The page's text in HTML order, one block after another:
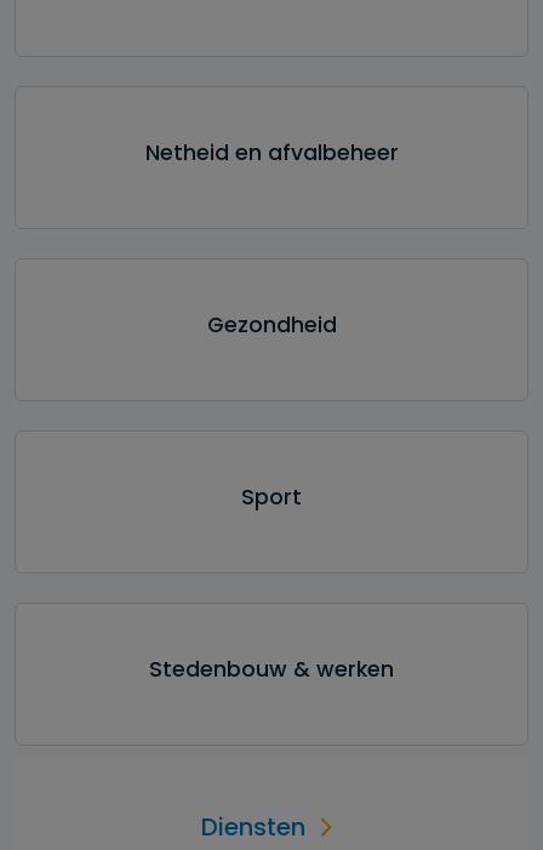
Netheid en afvalbeheer
Gezondheid
Sport
Stedenbouw & werken
Diensten